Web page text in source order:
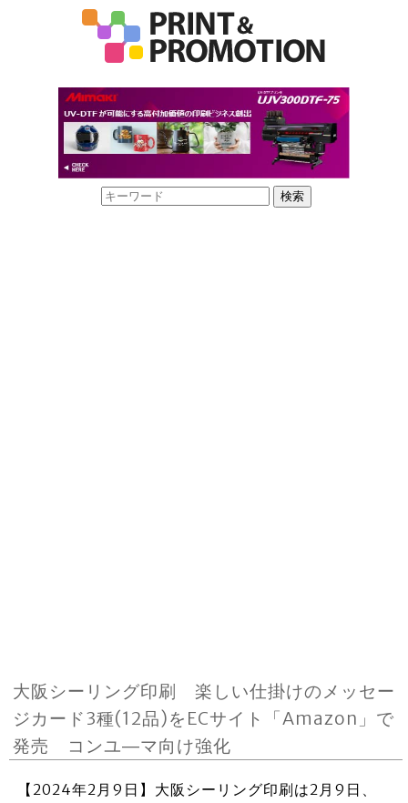
大阪シーリング印刷 楽しい仕掛けのメッセー
ジカード3種(12品)をECサイト「Amazon」で
発売 コンユ―マ向け強化
【2024年2月9日】大阪シーリング印刷は2月9日、